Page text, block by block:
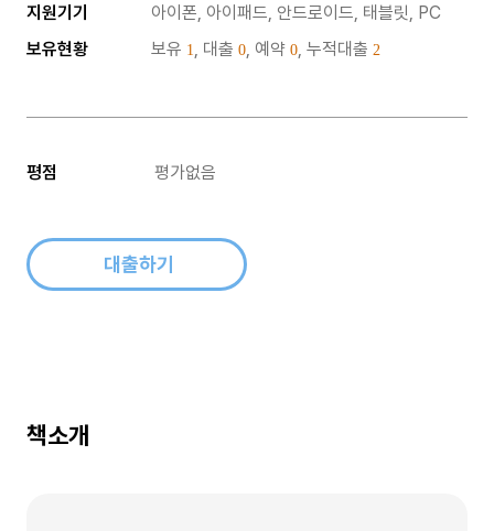
지원기기
아이폰, 아이패드, 안드로이드, 태블릿, PC
보유현황
보유 1 , 대출 0 , 예약 0 , 누적대출 2
평점 평가없음
대출하기
책소개